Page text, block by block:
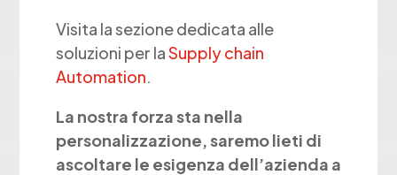
Visita la sezione dedicata alle
soluzioni per laSupply chain
Automation.
La nostra forza sta nella
personalizzazione, saremo lieti di
ascoltare le esigenza dell’azienda a